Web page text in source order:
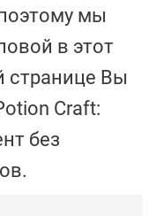
мы
в этот
странице Вы
Craft:
без